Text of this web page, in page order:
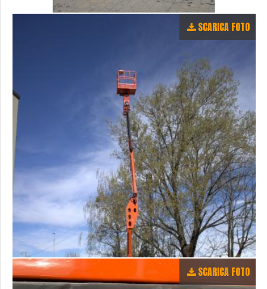
SCARICA FOTO
SCARICA FOTO